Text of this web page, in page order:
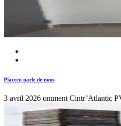
Placeco parle de nous
3 avril 2026 omment Cintr’Atlantic